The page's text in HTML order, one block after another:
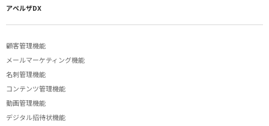
アペルザDX
顧客管理機能
メールマーケティング機能
名刺管理機能
コンテンツ管理機能
動画管理機能
デジタル招待状機能